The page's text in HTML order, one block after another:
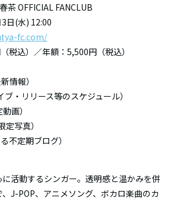
茶 OFFICIAL FANCLUB
日(水) 12:00
fc.com/
税込）／年額：5,500円（税込）
情報）
・リリース等のスケジュール）
画）
写真）
不定期ブログ）
活動するシンガー。透明感と温かみを併
J-POP、アニメソング、ボカロ楽曲のカ